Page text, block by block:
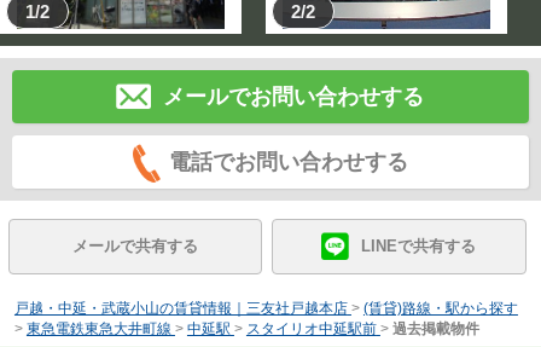
1/2 2/2
メールでお問い合わせする
電話でお問い合わせする
メールで共有する LINEで共有する
戸越・中延・武蔵小山の賃貸情報｜三友社戸越本店 > (賃貸)路線・駅から探す
> 東急電鉄東急大井町線 > 中延駅 > スタイリオ中延駅前 > 過去掲載物件